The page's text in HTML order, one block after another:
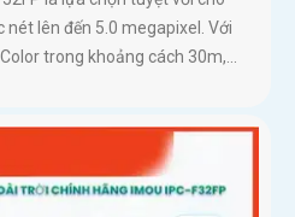
lên đến 5.0 megapixel. Với
trong khoảng cách 30m,...